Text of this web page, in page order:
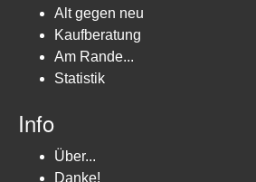
Alt gegen neu
Kaufberatung
Am Rande...
Statistik
Info
Über...
Danke!